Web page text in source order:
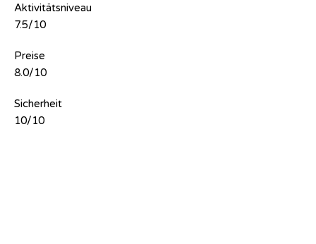
Aktivitätsniveau
7.5/10
Preise
8.0/10
Sicherheit
10/10